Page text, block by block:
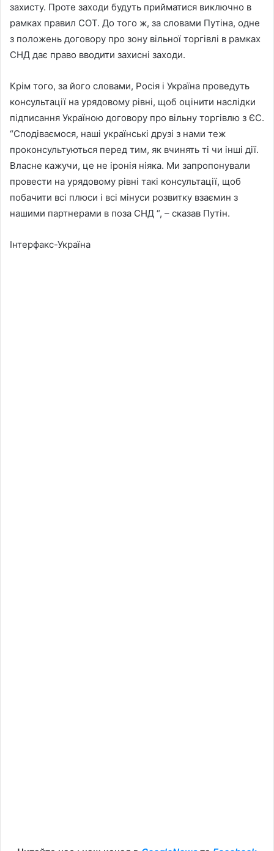
захисту. Проте заходи будуть прийматися виключно в
рамках правил СОТ. До того ж, за словами Путіна, одне
з положень договору про зону вільної торгівлі в рамках
СНД дає право вводити захисні заходи.
Крім того, за його словами, Росія і Україна проведуть
консультації на урядовому рівні, щоб оцінити наслідки
підписання Україною договору про вільну торгівлю з ЄС.
“Сподіваємося, наші українські друзі з нами теж
проконсультуються перед тим, як вчинять ті чи інші дії.
Власне кажучи, це не іронія ніяка. Ми запропонували
провести на урядовому рівні такі консультації, щоб
побачити всі плюси і всі мінуси розвитку взаємин з
нашими партнерами в поза СНД “, – сказав Путін.
Інтерфакс-Україна